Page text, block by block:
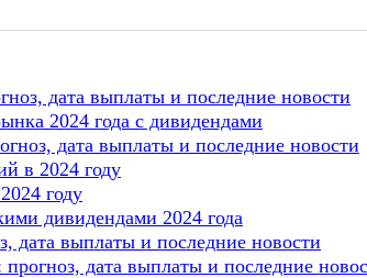
дата выплаты и последние новости
2024 года с дивидендами
дата выплаты и последние новости
в 2024 году
году
дивидендами 2024 года
выплаты и последние новости
дата выплаты и последние